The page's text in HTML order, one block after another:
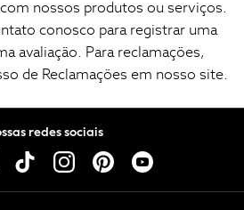
& Shorts
nossos produtos ou serviços.
conosco para registrar uma
avaliação. Para reclamações,
de Reclamações em nosso site.
redes sociais